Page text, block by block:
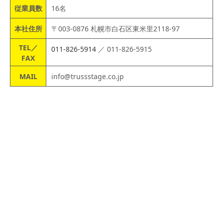
従業員数 16名
本社住所
〒003-0876 札幌市白石区東米里2118-97
TEL／
FAX
011-826-5914 ／ 011-826-5915
MAIL info@trussstage.co.jp